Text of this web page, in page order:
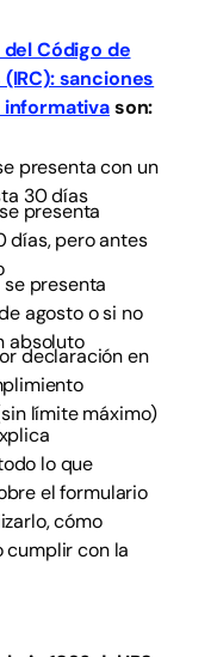
Código de
sanciones
son:
presenta con un
30 días
presenta
días, pero antes
presenta
agosto o si no
absoluto
declaración en
límite máximo)
lo que
el formulario
cómo
cumplir con la